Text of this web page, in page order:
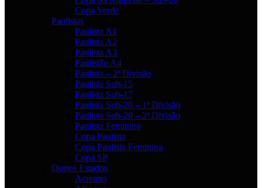
Copa Verde
Paulistas
Paulista A1
Paulista A2
Paulista A3
Paulistão A4
Paulista – 2ª Divisão
Paulista Sub-15
Paulista Sub-17
Paulista Sub-20 – 1ª Divisão
Paulista Sub-20 – 2ª Divisão
Paulista Feminino
Copa Paulista
Copa Paulista Feminina
Copa SP
Outros Estados
Acreano